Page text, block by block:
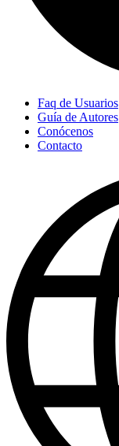
Faq de Usuarios
Guía de Autores
Conócenos
Contacto